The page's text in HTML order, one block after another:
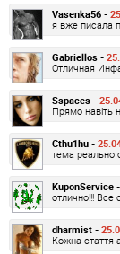
Vasenka56 -
я вже писала
Gabriellos -
Отличная
Sspaces -
Прямо навіть
Cthu1hu -
тема реально
KuponService -
отлично!!! Все
dharmist -
Кожна стаття